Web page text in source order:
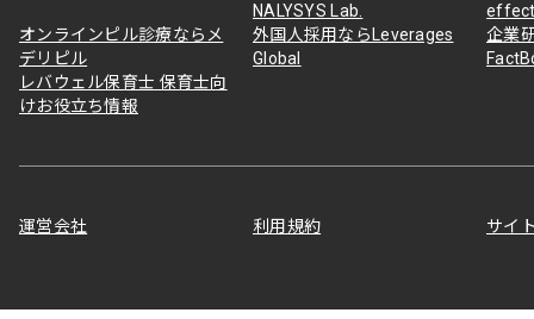
NALYSYS Lab.
オンラインピル診療ならメ
デリピル
外国人採用ならLeverages
Global
企業
レバウェル保育士 保育士向
けお役立ち情報
運営会社 利用規約 サイ